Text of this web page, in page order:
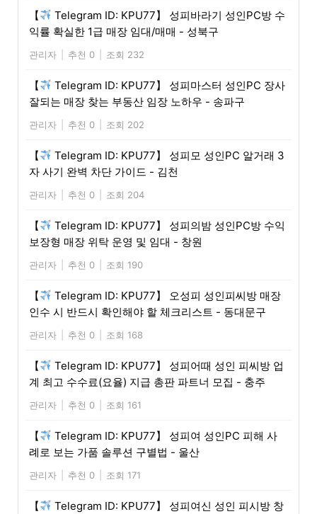
【
Telegram ID: KPU77】 성피바라기 성인PC방 수
익률 확실한 1급 매장 임대/매매 - 성북구
관리자 추천 0 조회 232
【
Telegram ID: KPU77】 성피마스터 성인PC 장사
잘되는 매장 찾는 부동산 임장 노하우 - 송파구
관리자 추천 0 조회 202
【
Telegram ID: KPU77】 성피모 성인PC 알거래 3
자 사기 완벽 차단 가이드 - 김천
관리자 추천 0 조회 204
【
Telegram ID: KPU77】 성피의밤 성인PC방 수익
보장형 매장 위탁 운영 및 임대 - 창원
관리자 추천 0 조회 190
【
Telegram ID: KPU77】 오성피 성인피씨방 매장
인수 시 반드시 확인해야 할 체크리스트 - 동대문구
관리자 추천 0 조회 168
【
Telegram ID: KPU77】 성피어때 성인 피씨방 업
계 최고 수수료(요율) 지급 총판 파트너 모집 - 충주
관리자 추천 0 조회 161
【
Telegram ID: KPU77】 성피여 성인PC 피해 사
례로 보는 가품 솔루션 구별법 - 울산
관리자 추천 0 조회 171
【
Telegram ID: KPU77】 성피여신 성인 피시방 창